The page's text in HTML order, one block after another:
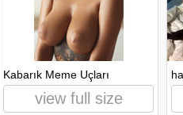
Kabarık Meme Uçları
view full size